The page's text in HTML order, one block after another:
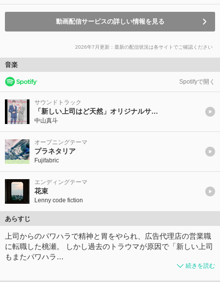
動画配信サービスの詳しい情報を見る
2026年7月更新：最新の配信状況は各サイトでご確認ください
音楽
Spotifyで開く
サウンドトラック
「新しい上司はど天然」オリジナルサウンドトラックVol.1
中山真斗
オープニングテーマ
プラネタリア
Fujifabric
エンディングテーマ
花束
Lenny code fiction
あらすじ
上司からのパワハラで精神と胃をやられ、広告代理店の営業職
に転職した桃瀬。 しかし過去のトラウマが原因で「新しい上司
もまたパワハラ…
続きを読む